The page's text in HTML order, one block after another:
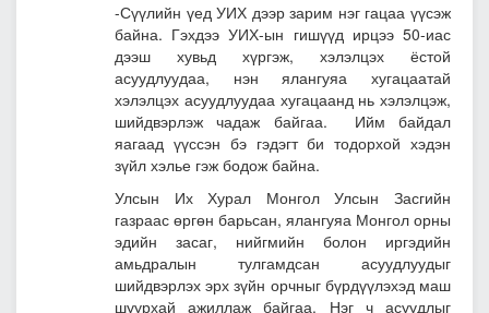
-Сүүлийн үед УИХ дээр зарим нэг гацаа үүсэж
байна. Гэхдээ УИХ-ын гишүүд ирцээ 50-иас
дээш хувьд хүргэж, хэлэлцэх ёстой
асуудлуудаа, нэн ялангуяа хугацаатай
хэлэлцэх асуудлуудаа хугацаанд нь хэлэлцэж,
шийдвэрлэж чадаж байгаа. Ийм байдал
яагаад үүссэн бэ гэдэгт би тодорхой хэдэн
зүйл хэлье гэж бодож байна.
Улсын Их Хурал Монгол Улсын Засгийн
газраас өргөн барьсан, ялангуяа Монгол орны
эдийн засаг, нийгмийн болон иргэдийн
амьдралын тулгамдсан асуудлуудыг
шийдвэрлэх эрх зүйн орчныг бүрдүүлэхэд маш
шуурхай ажиллаж байгаа. Нэг ч асуудлыг